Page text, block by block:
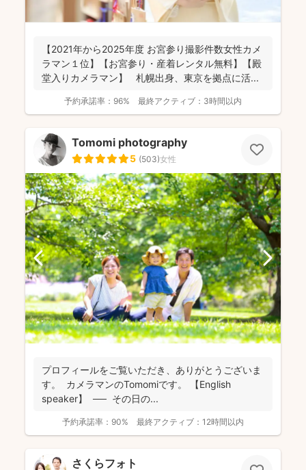
【2021年から2025年度 お宮参り撮影件数女性カメ
ラマン１位】【お宮参り・産着レンタル無料】【殿
堂入りカメラマン】 札幌出身、東京を拠点に活...
予約承諾率： 96% 最終アクティブ： 3時間以内
Tomomi photography
5 (503)女性
プロフィールをご覧いただき、ありがとうございま
す。 カメラマンのTomomiです。 【English
speaker】 ── その日の...
予約承諾率： 90% 最終アクティブ： 12時間以内
さくらフォト